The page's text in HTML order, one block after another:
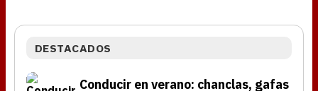
DESTACADOS
Conducir en verano: chanclas, gafas